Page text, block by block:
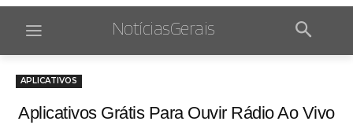
NotíciasGerais
APLICATIVOS
Aplicativos Grátis Para Ouvir Rádio Ao Vivo